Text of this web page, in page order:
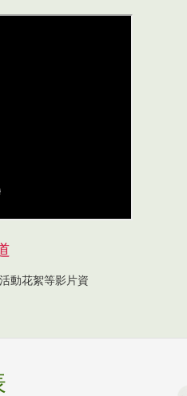
動花絮等影片資